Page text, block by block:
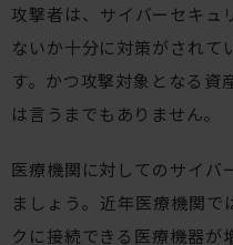
攻撃者は、サイバーセキュ
ないか十分に対策がされて
す。かつ攻撃対象となる資
は言うまでもありません。
医療機関に対してのサイバ
ましょう。近年医療機関
クに接続できる医療機器が